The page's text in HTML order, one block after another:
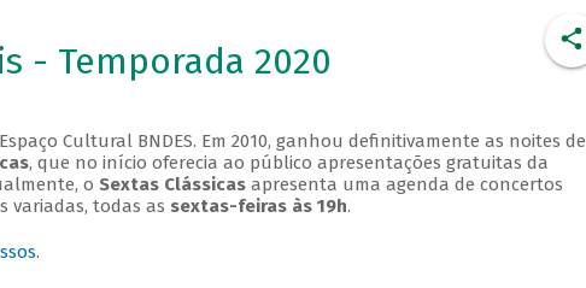
- Temporada 2020
Cultural BNDES. Em 2010, ganhou definitivamente as noites de
, que no início oferecia ao público apresentações gratuitas da
o Sextas Clássicasapresenta uma agenda de concertos
variadas, todas as sextas-feiras às 19h.
.